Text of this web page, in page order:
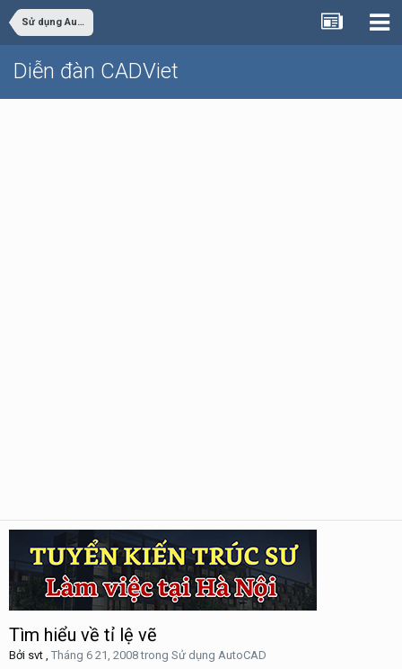
Sử dụng AutoCAD
Diễn đàn CADViet
Tìm hiểu về tỉ lệ vẽ
Bởi svt , Tháng 6 21, 2008trong Sử dụng AutoCAD